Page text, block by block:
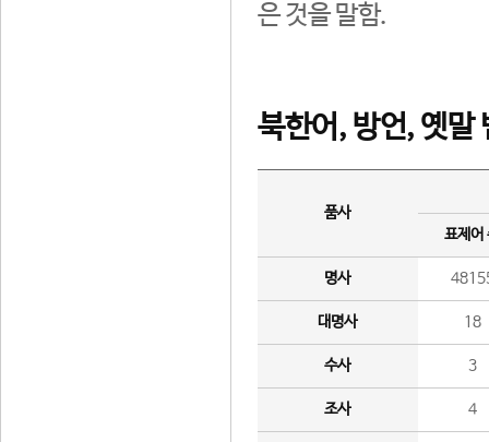
은 것을 말함.
북한어, 방언, 옛말
품사
표제어
명사
대명사 18
수사 3
조사 4